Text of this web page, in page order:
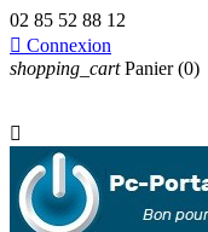
02 85 52 88 12
 Connexion
shopping_cart Panier (0)
